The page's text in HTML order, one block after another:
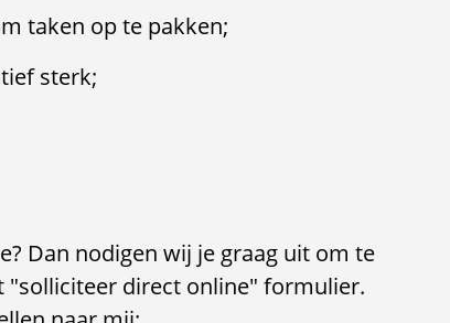
taken op te pakken;
sterk;
Dan nodigen wij je graag uit om te
"solliciteer direct online" formulier.